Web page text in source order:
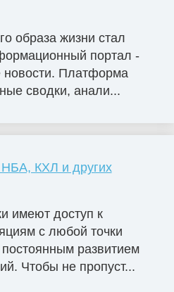
образа жизни стал
портал -
новости. Платформа
сводки, анали...
НБА, КХЛ и других
имеют доступ к
с любой точки
развитием
Чтобы не пропуст...